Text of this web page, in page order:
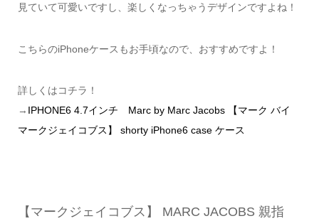
見ていて可愛いですし、楽しくなっちゃうデザインですよね！
こちらのiPhoneケースもお手頃なので、おすすめですよ！
詳しくはコチラ！
→ IPHONE6 4.7インチ Marc by Marc Jacobs 【マーク バイ
マークジェイコブス】 shorty iPhone6 case ケース
【マークジェイコブス】 MARC JACOBS 親指